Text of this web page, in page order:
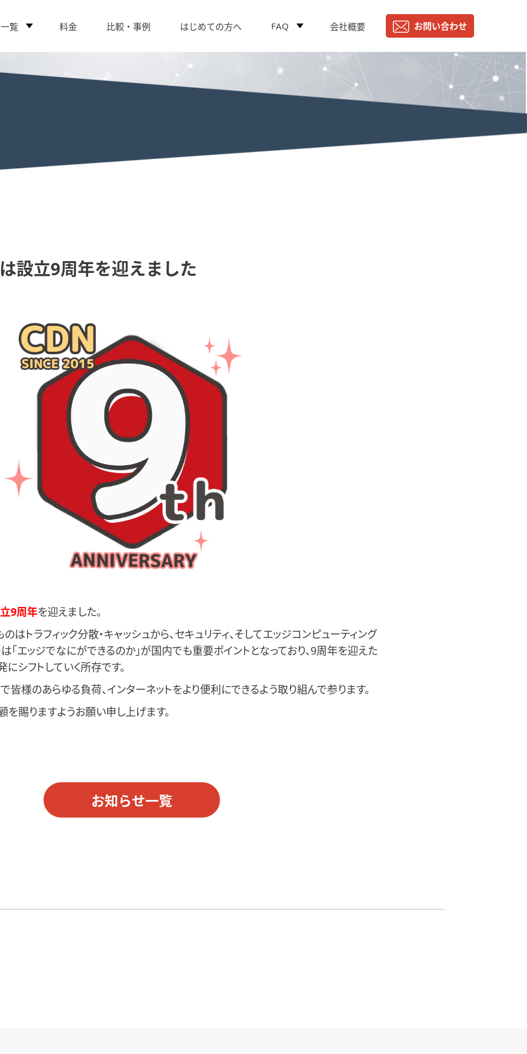
覧 料金 比較・事例 はじめての方へ FAQ 会社概要 お問い合わせ
設立9周年を迎えました
9周年を迎えました。
トラフィック分散・キャッシュから、セキュリティ、そしてエッジコンピューティング
「エッジでなにができるのか」が国内でも重要ポイントとなっており、9周年を迎えた
シフトしていく所存です。
様のあらゆる負荷、インターネットをより便利にできるよう取り組んで参ります。
を賜りますようお願い申し上げます。
お知らせ一覧